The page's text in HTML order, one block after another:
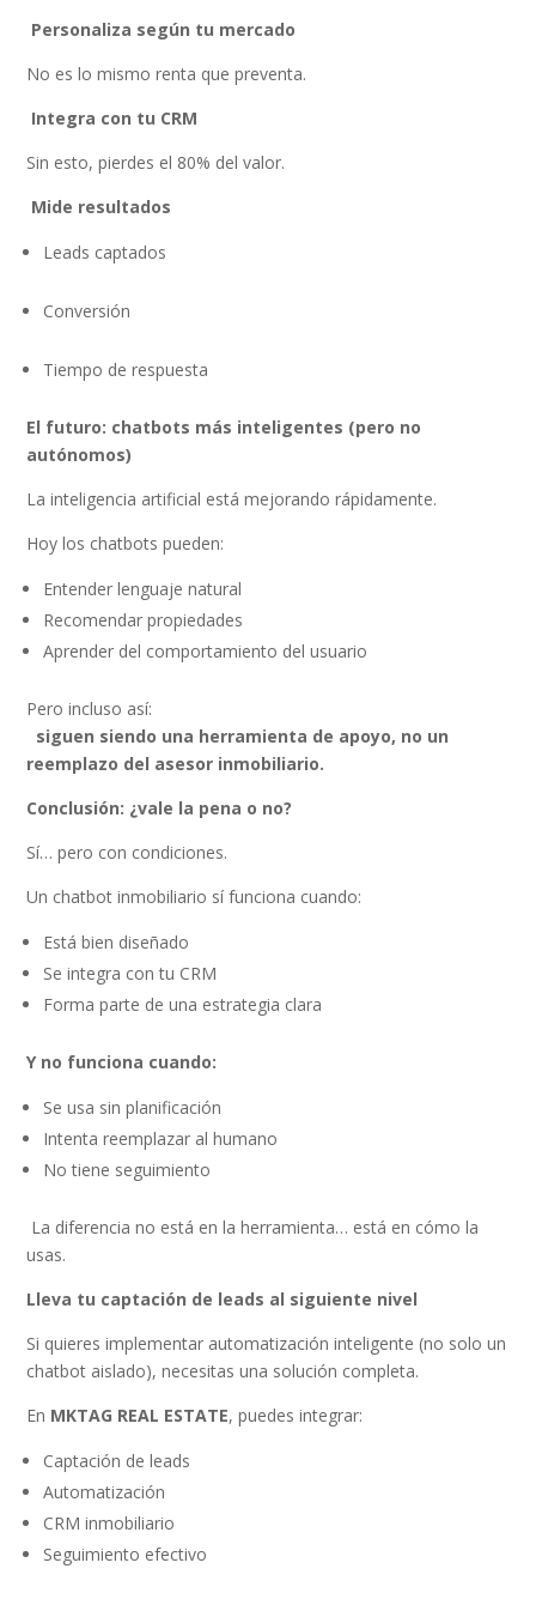
Personaliza según tu mercado
No es lo mismo renta que preventa.
Integra con tu CRM
Sin esto, pierdes el 80% del valor.
Mide resultados
Leads captados
Conversión
Tiempo de respuesta
El futuro: chatbots más inteligentes (pero no
autónomos)
La inteligencia artificial está mejorando rápidamente.
Hoy los chatbots pueden:
Entender lenguaje natural
Recomendar propiedades
Aprender del comportamiento del usuario
Pero incluso así:
siguen siendo una herramienta de apoyo, no un
reemplazo del asesor inmobiliario.
Conclusión: ¿vale la pena o no?
Sí… pero con condiciones.
Un chatbot inmobiliario sí funciona cuando:
Está bien diseñado
Se integra con tu CRM
Forma parte de una estrategia clara
Y no funciona cuando:
Se usa sin planificación
Intenta reemplazar al humano
No tiene seguimiento
La diferencia no está en la herramienta… está en cómo la
usas.
Lleva tu captación de leads al siguiente nivel
Si quieres implementar automatización inteligente (no solo un
chatbot aislado), necesitas una solución completa.
En MKTAG REAL ESTATE, puedes integrar:
Captación de leads
Automatización
CRM inmobiliario
Seguimiento efectivo